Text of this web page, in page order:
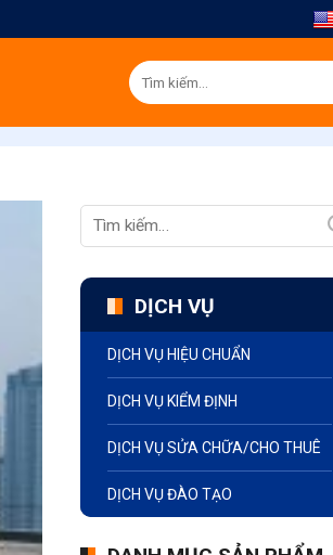
Tìm
kiếm:
DỊCH VỤ
DỊCH VỤ HIỆU CHUẨN
DỊCH VỤ KIỂM ĐỊNH
DỊCH VỤ SỬA CHỮA/CHO THUÊ
DỊCH VỤ ĐÀO TẠO